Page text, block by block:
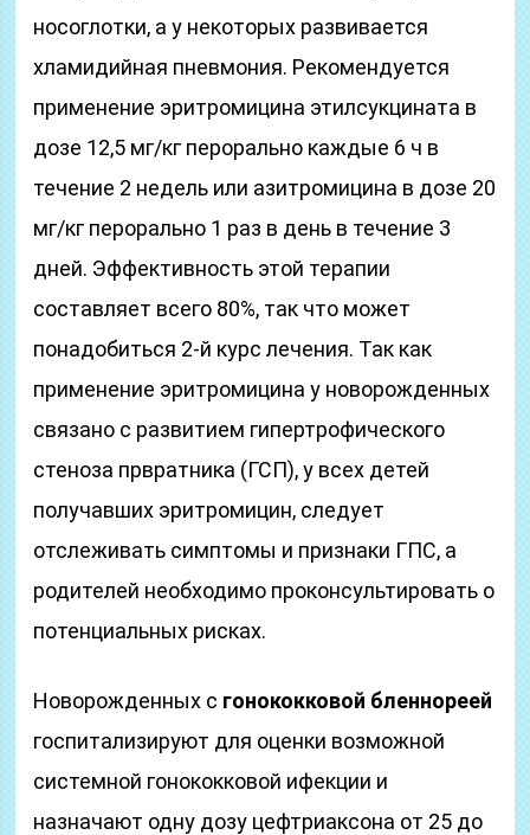
носоглотки, а у некоторых развивается
хламидийная пневмония. Рекомендуется
применение эритромицина этилсукцината в
дозе 12,5 мг/кг перорально каждые 6 ч в
течение 2 недель или азитромицина в дозе 20
мг/кг перорально 1 раз в день в течение 3
дней. Эффективность этой терапии
составляет всего 80%, так что может
понадобиться 2-й курс лечения. Так как
применение эритромицина у новорожденных
связано с развитием гипертрофического
стеноза првратника (ГСП), у всех детей
получавших эритромицин, следует
отслеживать симптомы и признаки ГПС, а
родителей необходимо проконсультировать о
потенциальных рисках.
Новорожденных с гонококковой бленнореей
госпитализируют для оценки возможной
системной гонококковой ифекции и
назначают одну дозу цефтриаксона от 25 до